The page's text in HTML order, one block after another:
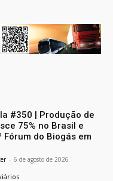
#350 | Produção de
75% no Brasil e
Fórum do Biogás em
- 6 de agosto de 2026